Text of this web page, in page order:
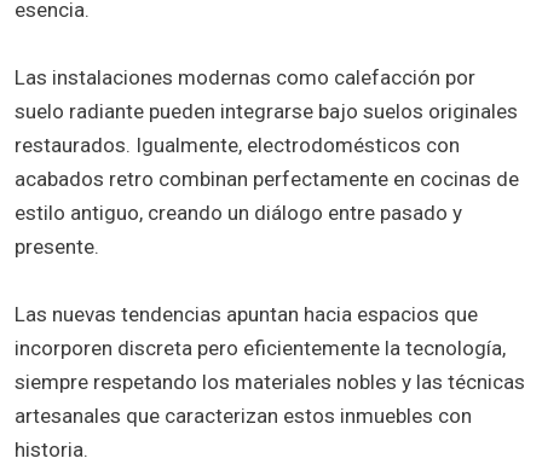
esencia.
Las instalaciones modernas como calefacción por
suelo radiante pueden integrarse bajo suelos originales
restaurados. Igualmente, electrodomésticos con
acabados retro combinan perfectamente en cocinas de
estilo antiguo, creando un diálogo entre pasado y
presente.
Las nuevas tendencias apuntan hacia espacios que
incorporen discreta pero eficientemente la tecnología,
siempre respetando los materiales nobles y las técnicas
artesanales que caracterizan estos inmuebles con
historia.